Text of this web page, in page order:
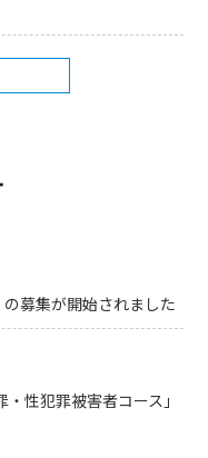
の募集が開始されました
・性犯罪被害者コース」